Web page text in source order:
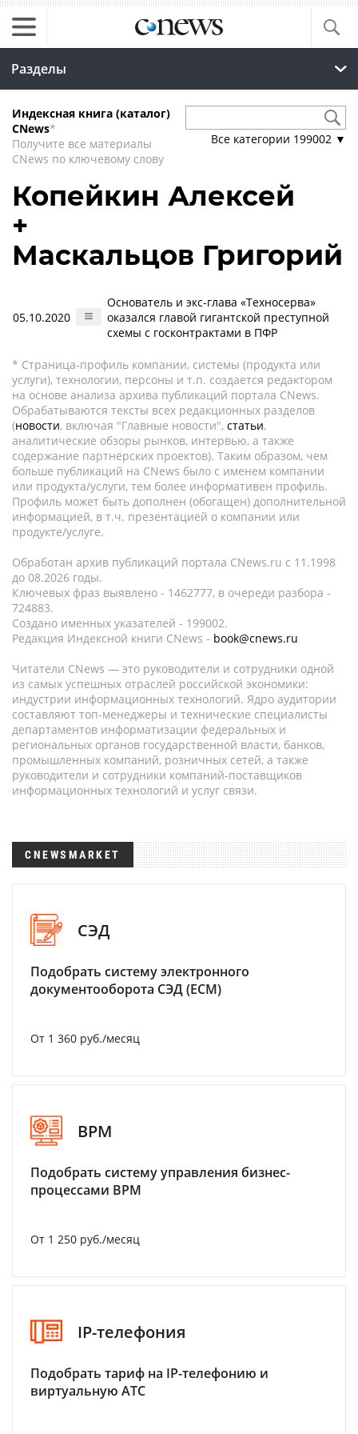
Разделы
Индексная книга (каталог)
CNews*
Получите все материалы
CNews по ключевому слову
Все категории 199002 ▼
Копейкин Алексей
+
Маскальцов Григорий
05.10.2020
Основатель и экс-глава «Техносерва»
оказался главой гигантской преступной
схемы с госконтрактами в ПФР
* Страница-профиль компании, системы (продукта или
услуги), технологии, персоны и т.п. создается редактором
на основе анализа архива публикаций портала CNews.
Обрабатываются тексты всех редакционных разделов
(новости, включая "Главные новости", статьи,
аналитические обзоры рынков, интервью, а также
содержание партнёрских проектов). Таким образом, чем
больше публикаций на CNews было с именем компании
или продукта/услуги, тем более информативен профиль.
Профиль может быть дополнен (обогащен) дополнительной
информацией, в т.ч. презентацией о компании или
продукте/услуге.
Обработан архив публикаций портала CNews.ru c 11.1998
до 08.2026 годы.
Ключевых фраз выявлено - 1462777, в очереди разбора -
724883.
Создано именных указателей - 199002.
Редакция Индексной книги CNews - book@cnews.ru
Читатели CNews — это руководители и сотрудники одной
из самых успешных отраслей российской экономики:
индустрии информационных технологий. Ядро аудитории
составляют топ-менеджеры и технические специалисты
департаментов информатизации федеральных и
региональных органов государственной власти, банков,
промышленных компаний, розничных сетей, а также
руководители и сотрудники компаний-поставщиков
информационных технологий и услуг связи.
CNEWSMARKET
СЭД
Подобрать систему электронного
документооборота СЭД (ECM)
От 1 360 руб./месяц
BPM
Подобрать систему управления бизнес-
процессами BPM
От 1 250 руб./месяц
IP-телефония
Подобрать тариф на IP-телефонию и
виртуальную АТС